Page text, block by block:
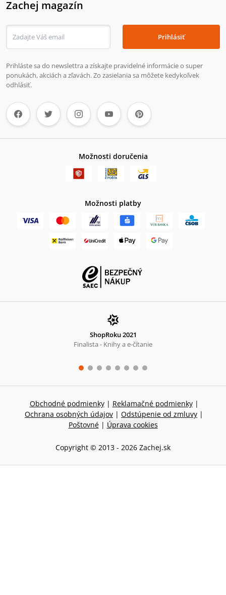
Zachej magazín
Prihlásiť
Prihláste sa do newslettra a získajte pravidelné informácie o super
ponukách, akciách a zľavách. Zo zasielania sa môžete kedykoľvek
odhlásiť.
Možnosti doručenia
Možnosti platby
ShopRoku 2021
Finalista - Knihy a e-čítanie
Obchodné podmienky | Reklamačné podmienky |
Ochrana osobných údajov | Odstúpenie od zmluvy |
Poštovné | Úprava cookies
Copyright © 2013 - 2026 Zachej.sk